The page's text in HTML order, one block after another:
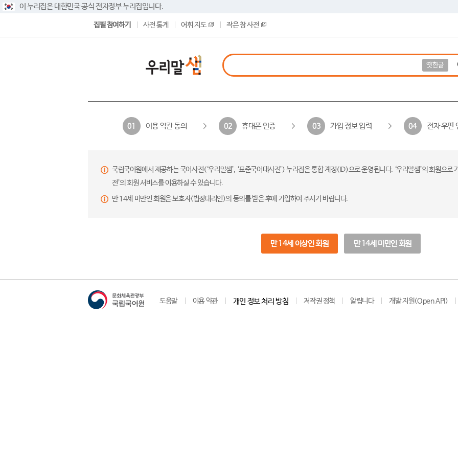
이 누리집은 대한민국 공식 전자정부 누리집입니다.
집필 참여하기 사전 통계 어휘 지도 작은 창 사전
옛한글
01 이용 약관 동의 02 휴대폰 인증 03 가입 정보 입력 04 전자 우편
국립국어원에서 제공하는 국어사전(‘우리말샘’, ‘표준국어대사전’) 누리집은 통합 계정(ID)으로 운영됩니다. ‘우리말샘’의 회원으
전’의 회원 서비스를 이용하실 수 있습니다.
만 14세 미만인 회원은 보호자(법정대리인)의 동의를 받은 후에 가입하여 주시기 바랍니다.
만 14세 이상인 회원 만 14세 미만인 회원
도움말 이용 약관 개인 정보 처리 방침 저작권 정책 알립니다 개발 지원(Open API)